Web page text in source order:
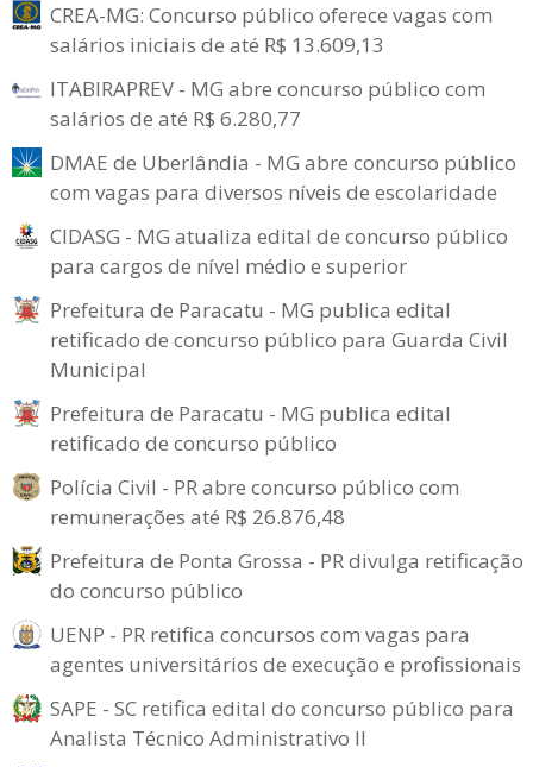
CREA-MG: Concurso público oferece vagas com
salários iniciais de até R$ 13.609,13
ITABIRAPREV - MG abre concurso público com
salários de até R$ 6.280,77
DMAE de Uberlândia - MG abre concurso público
com vagas para diversos níveis de escolaridade
CIDASG - MG atualiza edital de concurso público
para cargos de nível médio e superior
Prefeitura de Paracatu - MG publica edital
retificado de concurso público para Guarda Civil
Municipal
Prefeitura de Paracatu - MG publica edital
retificado de concurso público
Polícia Civil - PR abre concurso público com
remunerações até R$ 26.876,48
Prefeitura de Ponta Grossa - PR divulga retificação
do concurso público
UENP - PR retifica concursos com vagas para
agentes universitários de execução e profissionais
SAPE - SC retifica edital do concurso público para
Analista Técnico Administrativo II